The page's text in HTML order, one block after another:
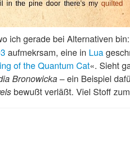
ich gerade bei Alternativen
aufmekrsam, eine in Lua
of the Quantum Cat«. Sieht
Bronowicka – ein Beispiel
bewußt verläßt. Viel Stoff